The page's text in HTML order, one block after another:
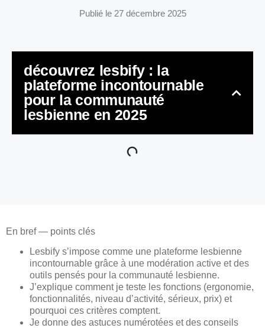
Publié le 27 décembre 2025
découvrez lesbify : la
plateforme incontournable
pour la communauté
lesbienne en 2025
En bref — points clés
Lesbify s’impose comme une plateforme lesbienne
incontournable grâce à une modération active et des
outils pensés pour la communauté lesbienne.
J’explique comment je teste les fonctions (ergonomie,
fonctionnalités, niveau d’activité, sérieux, prix) et
pourquoi ces critères comptent.
Je donne des astuces numérotées et des conseils